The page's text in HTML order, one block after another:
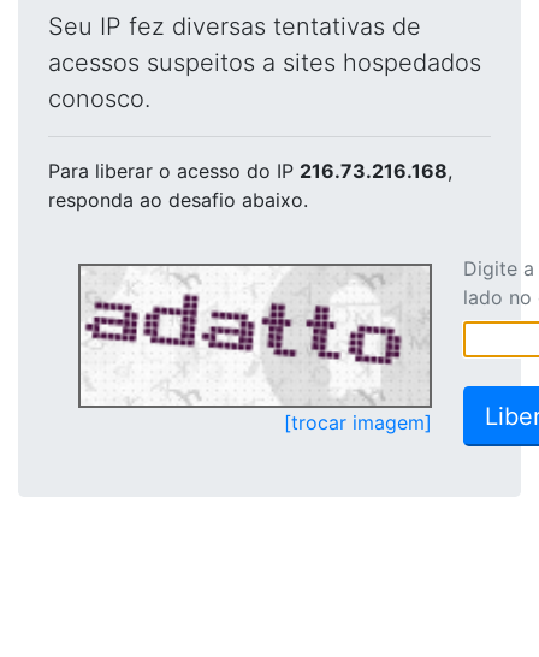
Seu IP fez diversas tentativas de
acessos suspeitos a sites hospedados
conosco.
Para liberar o acesso do IP 216.73.216.168,
responda ao desafio abaixo.
[trocar imagem]
Digite
lado no